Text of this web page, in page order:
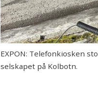
EXPON: Telefonkiosken
selskapet på Kolbotn.